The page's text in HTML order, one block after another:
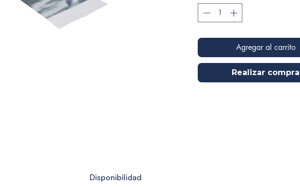
Agregar al carrito
Realizar compra
Disponibilidad